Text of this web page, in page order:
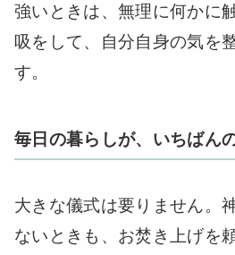
強いときは、無理に何かに
吸をして、自分自身の気を
す。
毎日の暮らしが、いちばん
大きな儀式は要りません。
ないときも、お焚き上げを